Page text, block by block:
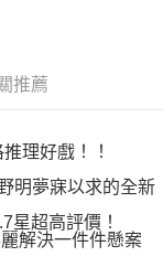
後付」服務完成之交
相關給付款項請求債
同意方可使用
本公司不負相關責
戶狀況，依本公司即
推薦
理好戲！！
明夢寐以求的全新
星超高評價！
解決一件件懸案